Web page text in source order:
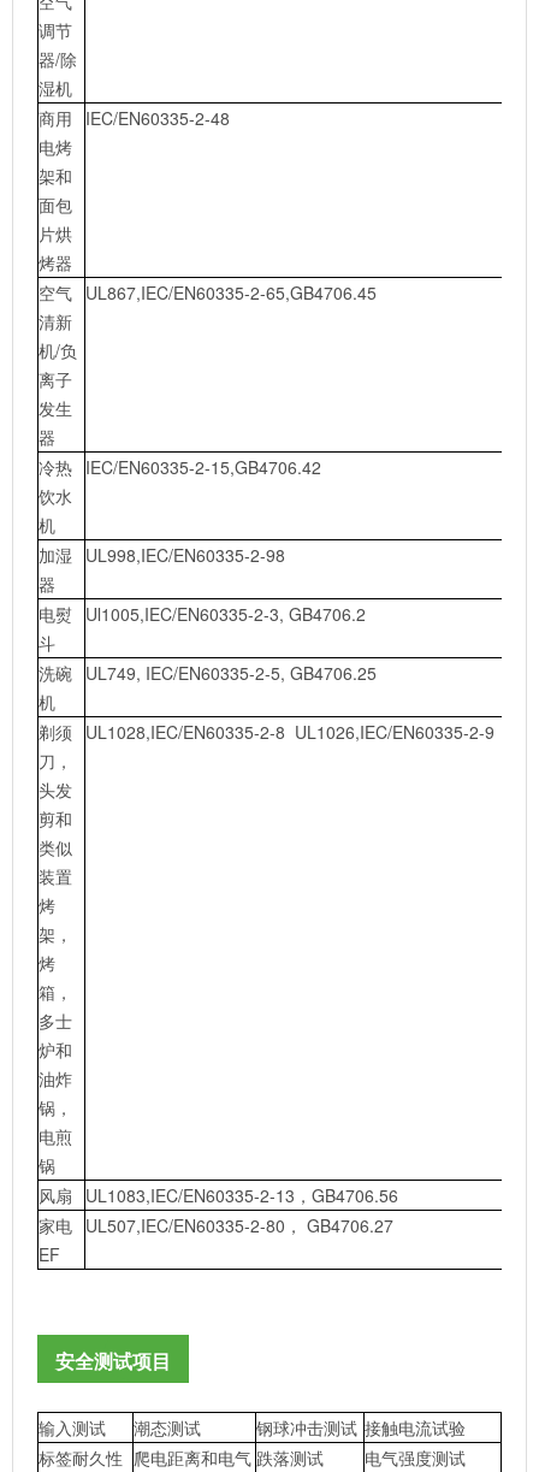
调节
器/除
湿机
商用
电烤
架和
面包
片烘
烤器
IEC/EN60335-2-48
空气
清新
机/负
离子
发生
器
UL867,IEC/EN60335-2-65,GB4706.45
冷热
饮水
机
IEC/EN60335-2-15,GB4706.42
加湿
器
UL998,IEC/EN60335-2-98
电熨
斗
Ul1005,IEC/EN60335-2-3, GB4706.2
洗碗
机
UL749, IEC/EN60335-2-5, GB4706.25
剃须
刀，
头发
剪和
类似
装置
烤
架，
烤
箱，
多士
炉和
油炸
锅，
电煎
锅
UL1028,IEC/EN60335-2-8 UL1026,IEC/EN60335-2-9，
风扇
UL1083,IEC/EN60335-2-13，GB4706.56
家电
EF
UL507,IEC/EN60335-2-80， GB4706.27
安全测试项目
输入测试 潮态测试 钢球冲击测试 接触电流试验
标签耐久性 爬电距离和电气 跌落测试 电气强度测试